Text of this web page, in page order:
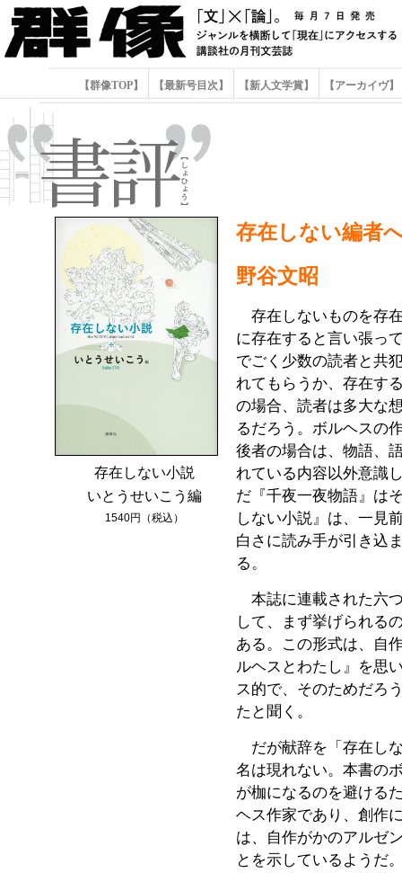
【群像TOP】 【最新号目次】 【新人文学賞】 【アーカイヴ】
存在しない小説
いとうせいこう編
1540円（税込）
存在しない編者
野谷文昭
存在しないものを存
に存在すると言い張っ
でごく少数の読者と共
れてもらうか、存在す
の場合、読者は多大な
るだろう。ボルヘスの
後者の場合は、物語、
れている内容以外意識
だ『千夜一夜物語』は
しない小説』は、一見
白さに読み手が引き込
る。
本誌に連載された六
して、まず挙げられる
ある。この形式は、自
ルヘスとわたし』を思
ス的で、そのためだろ
たと聞く。
だが献辞を「存在し
名は現れない。本書の
が枷になるのを避ける
ヘス作家であり、創作
は、自作がかのアルゼ
とを示しているようだ